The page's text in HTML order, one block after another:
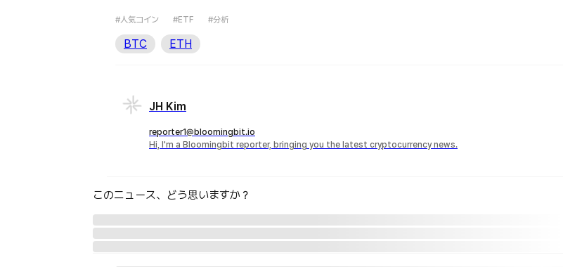
#人気コイン #ETF #分析
BTC ETH
JH Kim
reporter1@bloomingbit.io
Hi, I'm a Bloomingbit reporter, bringing you the latest cryptocurrency news.
このニュース、どう思いますか？